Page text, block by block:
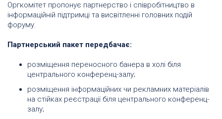
Оргкомітет пропонує партнерство і співробітництво в
інформаційній підтримці та висвітленні головних подій
форуму.
Партнерський пакет передбачає:
розміщення переносного банера в холі біля
центрального конференц-залу;
розміщення інформаційних чи рекламних матеріалів
на стійках реєстрації біля центрального конференц-
залу;